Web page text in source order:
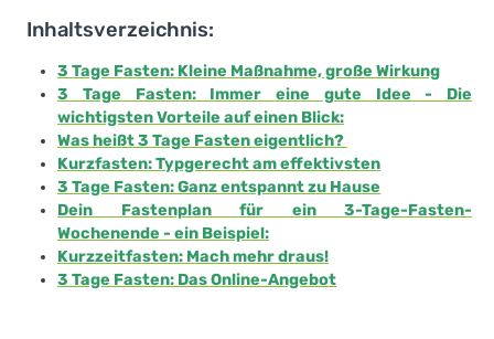
Inhaltsverzeichnis:
3 Tage Fasten: Kleine Maßnahme, große Wirkung
3 Tage Fasten: Immer eine gute Idee - Die
wichtigsten Vorteile auf einen Blick:
Was heißt 3 Tage Fasten eigentlich?
Kurzfasten: Typgerecht am effektivsten
3 Tage Fasten: Ganz entspannt zu Hause
Dein Fastenplan für ein 3-Tage-Fasten-
Wochenende - ein Beispiel:
Kurzzeitfasten: Mach mehr draus!
3 Tage Fasten: Das Online-Angebot